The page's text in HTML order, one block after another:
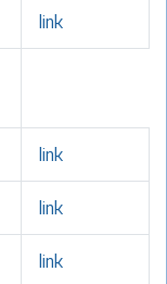
link
link
link
link